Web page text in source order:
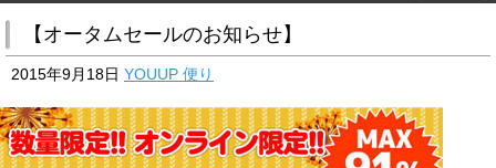
【オータムセールのお知らせ】
2015年9月18日 YOUUP 便り